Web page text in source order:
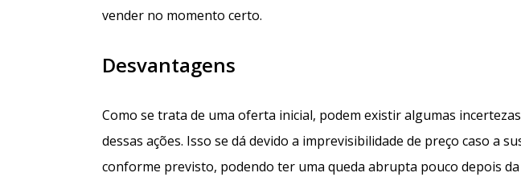
vender no momento certo.
Desvantagens
Como se trata de uma oferta inicial, podem existir algumas
dessas ações. Isso se dá devido a imprevisibilidade de preço caso a
conforme previsto, podendo ter uma queda abrupta pouco depois